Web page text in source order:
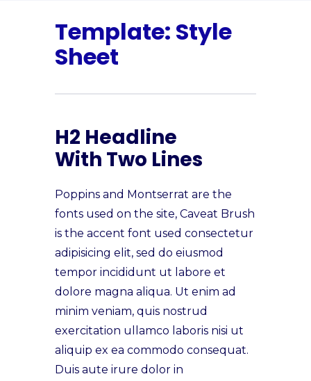
Template: Style
Sheet
H2 Headline
With Two Lines
Poppins and Montserrat are the
fonts used on the site, Caveat Brush
is the accent font used consectetur
adipisicing elit, sed do eiusmod
tempor incididunt ut labore et
dolore magna aliqua. Ut enim ad
minim veniam, quis nostrud
exercitation ullamco laboris nisi ut
aliquip ex ea commodo consequat.
Duis aute irure dolor in